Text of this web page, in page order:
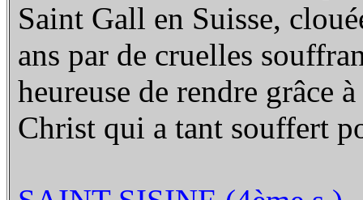
Saint Gall en Suisse,
ans par de cruelles
heureuse de rendre grâce
Christ qui a tant souffert